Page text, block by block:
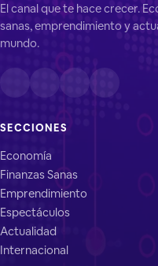
El canal que te hace crecer.
sanas, emprendimiento y
mundo.
SECCIONES
Economía
Finanzas Sanas
Emprendimiento
Espectáculos
Actualidad
Internacional